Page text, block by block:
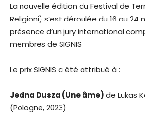
La nouvelle édition du Festival de
Religioni) s’est déroulée du 16 au 24
présence d’un jury international
membres de SIGNIS
Le prix SIGNIS a été attribué à :
Jedna Dusza (Une âme) de Lukas
(Pologne, 2023)